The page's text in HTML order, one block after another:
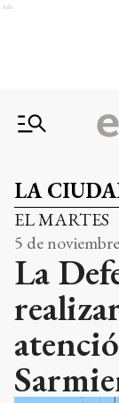
Ads
LA
EL MARTES
5 de
La